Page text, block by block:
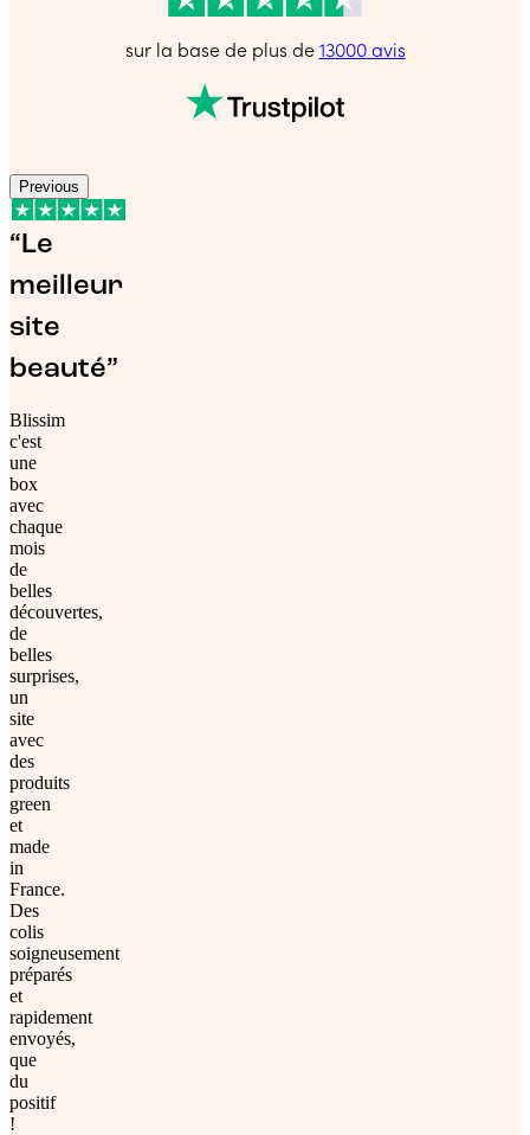
sur la base de plus de13000avis
Previous
“Le
meilleur
site
beauté”
Blissim
c'est
une
box
avec
chaque
mois
de
belles
découvertes,
de
belles
surprises,
un
site
avec
des
produits
green
et
made
in
France.
Des
colis
soigneusement
préparés
et
rapidement
envoyés,
que
du
positif
!